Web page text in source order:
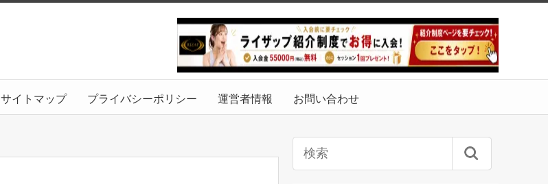
サイトマップ プライバシーポリシー 運営者情報 お問い合わせ